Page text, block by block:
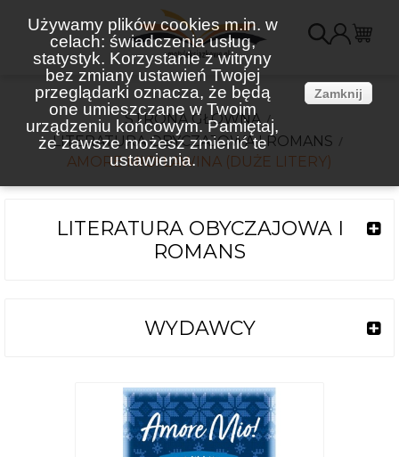
Używamy plików cookies m.in. w
celach: świadczenia usług,
statystyk. Korzystanie z witryny
bez zmiany ustawień Twojej
przeglądarki oznacza, że będą
one umieszczane w Twoim
urządzeniu końcowym. Pamiętaj,
że zawsze możesz zmienić te
ustawienia.
Zamknij
STRONA GŁÓWNA
LITERATURA OBYCZAJOWA I ROMANS
AMORE MIO! LAWINA (DUŻE LITERY)
LITERATURA OBYCZAJOWA I
ROMANS
WYDAWCY